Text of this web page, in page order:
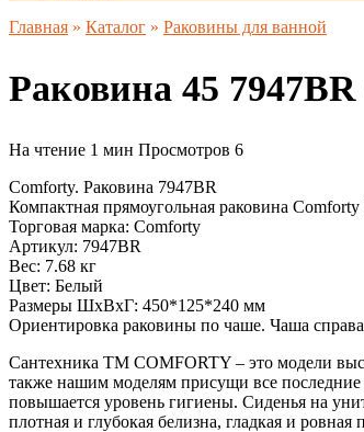
Главная » Каталог » Раковины для ванной
Раковина 45
На чтение 1 мин Просмотров 6
Comforty. Раковина 7947BR
Компактная прямоугольная раковина
Торговая марка: Comforty
Артикул: 7947BR
Вес: 7.68 кг
Цвет: Белый
Размеры ШхВхГ: 450*125*240 мм
Ориентировка раковины по чаше. Чаша
Сантехника ТМ COMFORTY – это модели
также нашим моделям присущи все последние
повышается уровень гигиены. Сиденья на
плотная и глубокая белизна, гладкая и